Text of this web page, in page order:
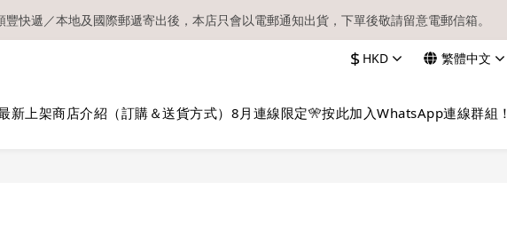
【現貨區】內款式均為在港現貨，現貨區以外的所有貨品都需要訂貨喔！
快遞／本地及國際郵遞寄出後，本店只會以電郵通知出貨，下單後敬請留意電郵信箱。
【現貨區】內款式均為在港現貨，現貨區以外的所有貨品都需要訂貨喔！
$ HKD 繁體中文
新上架商店介紹（訂購＆送貨方式） 8月連線限定🎌按此加入WhatsApp連線群組！